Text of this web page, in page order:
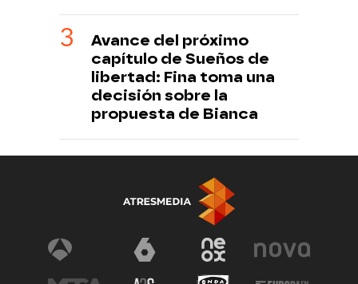
Avance del próximo
capítulo de Sueños de
libertad: Fina toma una
decisión sobre la
propuesta de Bianca